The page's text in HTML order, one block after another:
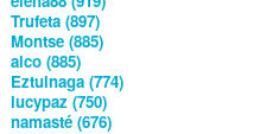
Trufeta (897)
Montse (885)
alco (885)
Eztuinaga (774)
lucypaz (750)
namasté (676)